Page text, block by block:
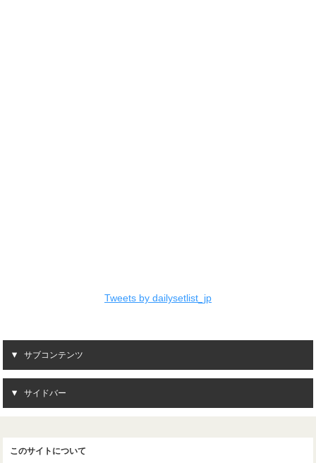
Tweets by dailysetlist_jp
サブコンテンツ
サイドバー
このサイトについて